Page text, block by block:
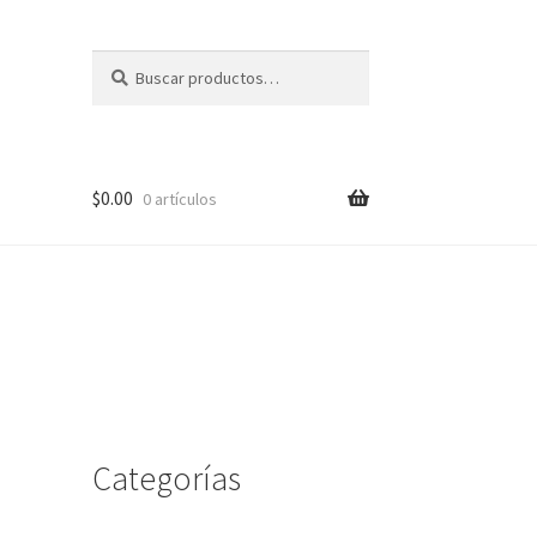
por:
$0.00 0 artículos
Categorías